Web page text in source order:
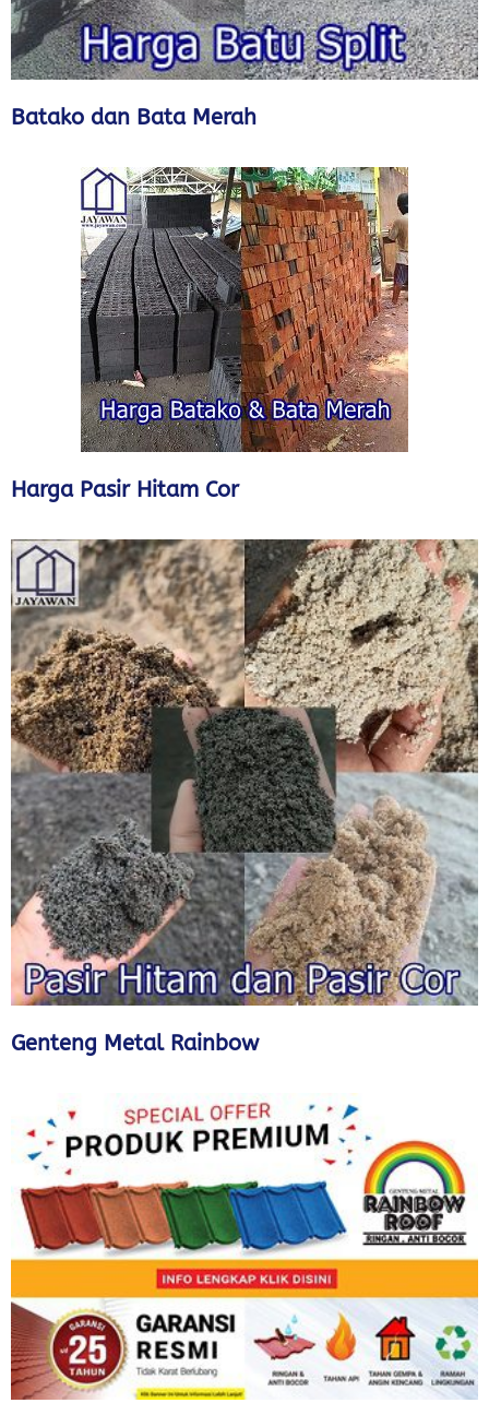
Batako dan Bata Merah
Harga Pasir Hitam Cor
Genteng Metal Rainbow